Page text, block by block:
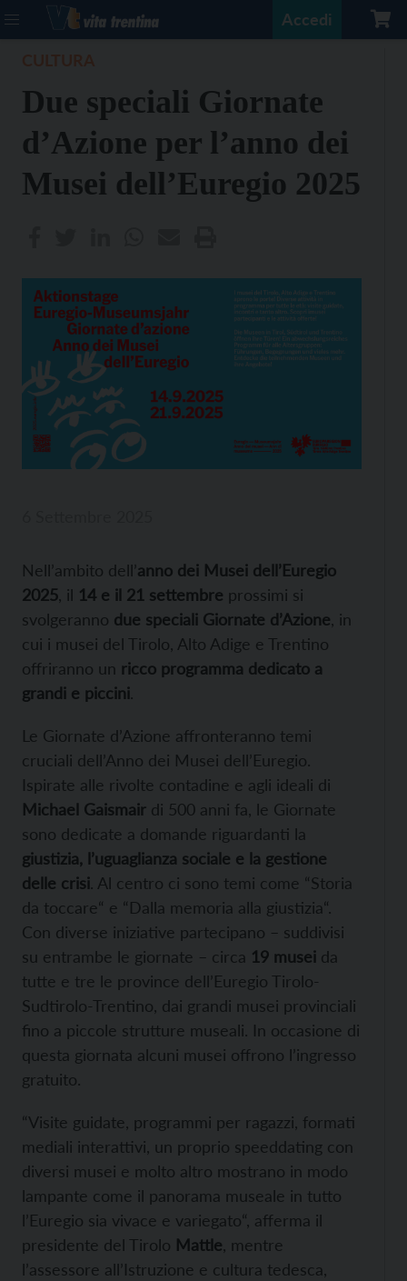
Accedi
Due speciali Giornate
d’Azione per l’anno dei
Musei dell’Euregio 2025
Nell’ambito dell’anno dei Musei dell’Euregio
2025 , il 14 e il 21 settembre prossimi si
svolgeranno due speciali Giornate d’Azione , in
cui i musei del Tirolo, Alto Adige e Trentino
offriranno un ricco programma dedicato a
grandi e piccini.
Le Giornate d’Azione affronteranno temi
cruciali dell’Anno dei Musei dell’Euregio.
Ispirate alle rivolte contadine e agli ideali di
Michael Gaismair di 500 anni fa, le Giornate
sono dedicate a domande riguardanti la
giustizia, l’uguaglianza sociale e la gestione
delle crisi. Al centro ci sono temi come “Storia
da toccare“ e “Dalla memoria alla giustizia“.
Con diverse iniziative partecipano – suddivisi
su entrambe le giornate – circa 19 musei da
tutte e tre le province dell’Euregio Tirolo-
Sudtirolo-Trentino, dai grandi musei provinciali
fino a piccole strutture museali. In occasione di
questa giornata alcuni musei offrono l’ingresso
gratuito.
“Visite guidate, programmi per ragazzi, formati
mediali interattivi, un proprio speeddating con
diversi musei e molto altro mostrano in modo
lampante come il panorama museale in tutto
l’Euregio sia vivace e variegato“, afferma il
presidente del Tirolo Mattle , mentre
l’assessore all’Istruzione e cultura tedesca,